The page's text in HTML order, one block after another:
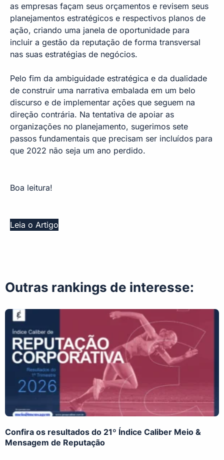
as empresas façam seus orçamentos e revisem seus
planejamentos estratégicos e respectivos planos de
ação, criando uma janela de oportunidade para
incluir a gestão da reputação de forma transversal
nas suas estratégias de negócios.
Pelo fim da ambiguidade estratégica e da dualidade
de construir uma narrativa embalada em um belo
discurso e de implementar ações que seguem na
direção contrária. Na tentativa de apoiar as
organizações no planejamento, sugerimos sete
passos fundamentais que precisam ser incluídos para
que 2022 não seja um ano perdido.
Boa leitura!
Leia o Artigo
Outras rankings de interesse:
Confira os resultados do 21º Índice Caliber Meio &
Mensagem de Reputação